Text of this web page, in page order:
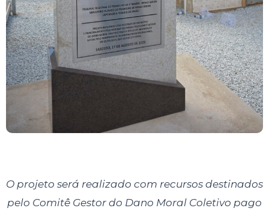
O projeto será realizado com recursos destinados
pelo Comitê Gestor do Dano Moral Coletivo pago